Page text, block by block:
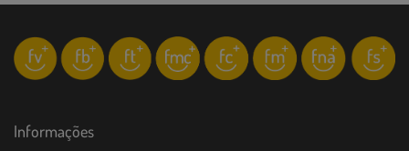
Informações